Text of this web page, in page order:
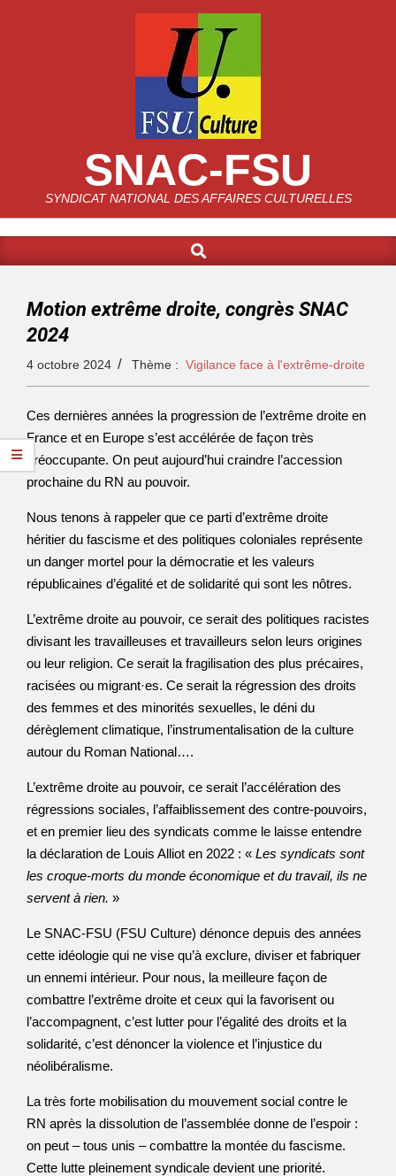
SNAC-FSU
SYNDICAT NATIONAL DES AFFAIRES CULTURELLES
Motion extrême droite, congrès SNAC
2024
4 octobre 2024 Thème : Vigilance face à l'extrême-droite
Ces dernières années la progression de l’extrême droite en
France et en Europe s’est accélérée de façon très
préoccupante. On peut aujourd’hui craindre l’accession
prochaine du RN au pouvoir.
Nous tenons à rappeler que ce parti d’extrême droite
héritier du fascisme et des politiques coloniales représente
un danger mortel pour la démocratie et les valeurs
républicaines d’égalité et de solidarité qui sont les nôtres.
L’extrême droite au pouvoir, ce serait des politiques racistes
divisant les travailleuses et travailleurs selon leurs origines
ou leur religion. Ce serait la fragilisation des plus précaires,
racisées ou migrant·es. Ce serait la régression des droits
des femmes et des minorités sexuelles, le déni du
dérèglement climatique, l’instrumentalisation de la culture
autour du Roman National….
L’extrême droite au pouvoir, ce serait l’accélération des
régressions sociales, l’affaiblissement des contre-pouvoirs,
et en premier lieu des syndicats comme le laisse entendre
la déclaration de Louis Alliot en 2022 : « Les syndicats sont
les croque-morts du monde économique et du travail, ils ne
servent à rien. »
Le SNAC-FSU (FSU Culture) dénonce depuis des années
cette idéologie qui ne vise qu’à exclure, diviser et fabriquer
un ennemi intérieur. Pour nous, la meilleure façon de
combattre l’extrême droite et ceux qui la favorisent ou
l’accompagnent, c’est lutter pour l’égalité des droits et la
solidarité, c’est dénoncer la violence et l’injustice du
néolibéralisme.
La très forte mobilisation du mouvement social contre le
RN après la dissolution de l’assemblée donne de l’espoir :
on peut – tous unis – combattre la montée du fascisme.
Cette lutte pleinement syndicale devient une priorité.